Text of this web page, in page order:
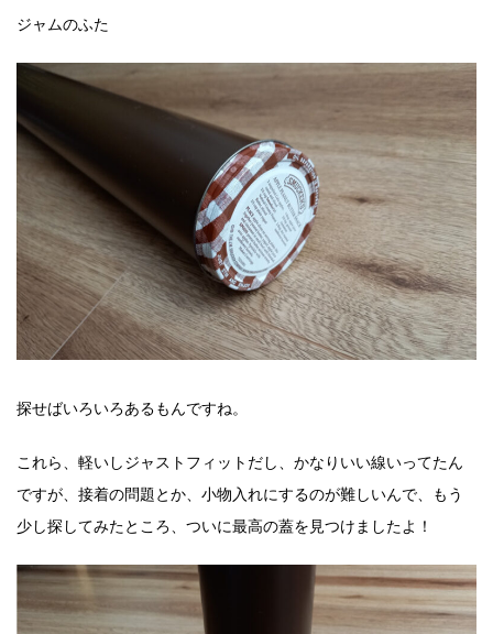
ジャムのふた
探せばいろいろあるもんですね。
これら、軽いしジャストフィットだし、かなりいい線いってたん
ですが、接着の問題とか、小物入れにするのが難しいんで、もう
少し探してみたところ、ついに最高の蓋を見つけましたよ！